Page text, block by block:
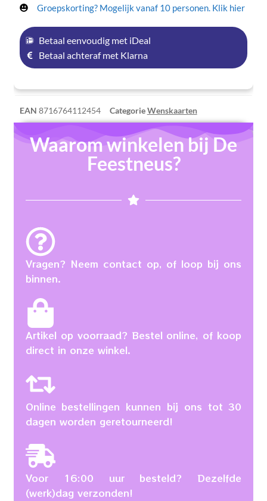
Groepskorting? Mogelijk vanaf 10 personen. Klik hier
Betaal eenvoudig met iDeal
Betaal achteraf met Klarna
EAN 8716764112454 CategorieWenskaarten
Waarom winkelen bij De
Feestneus?
Vragen? Neem contact op, of loop bij ons
binnen.
Artikel op voorraad? Bestel online, of koop
direct in onze winkel.
Online bestellingen kunnen bij ons tot 30
dagen worden geretourneerd!
Voor 16:00 uur besteld? Dezelfde
(werk)dag verzonden!